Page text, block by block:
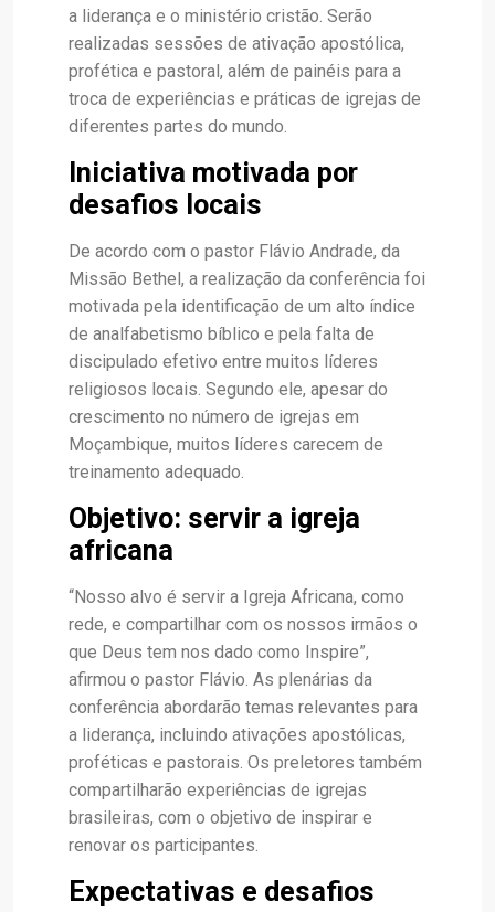
a liderança e o ministério cristão. Serão
realizadas sessões de ativação apostólica,
profética e pastoral, além de painéis para a
troca de experiências e práticas de igrejas de
diferentes partes do mundo.
Iniciativa motivada por
desafios locais
De acordo com o pastor Flávio Andrade, da
Missão Bethel, a realização da conferência foi
motivada pela identificação de um alto índice
de analfabetismo bíblico e pela falta de
discipulado efetivo entre muitos líderes
religiosos locais. Segundo ele, apesar do
crescimento no número de igrejas em
Moçambique, muitos líderes carecem de
treinamento adequado.
Objetivo: servir a igreja
africana
“Nosso alvo é servir a Igreja Africana, como
rede, e compartilhar com os nossos irmãos o
que Deus tem nos dado como Inspire”,
afirmou o pastor Flávio. As plenárias da
conferência abordarão temas relevantes para
a liderança, incluindo ativações apostólicas,
proféticas e pastorais. Os preletores também
compartilharão experiências de igrejas
brasileiras, com o objetivo de inspirar e
renovar os participantes.
Expectativas e desafios